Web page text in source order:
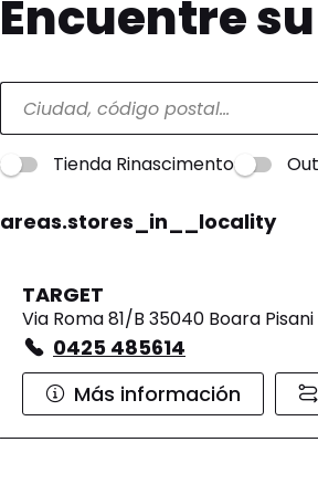
Encuentre
Tienda Rinascimento
areas.stores_in__locality
TARGET
Via Roma 81/B 35040 Boara Pisani
0425 485614
Más información